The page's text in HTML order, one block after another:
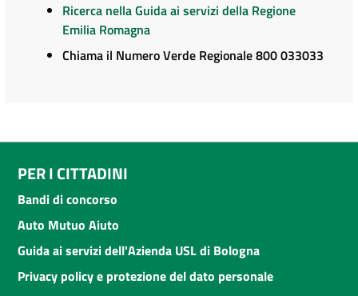
Ricerca nella Guida ai servizi della Regione
Emilia Romagna
Chiama il Numero Verde Regionale 800 033033
PER I CITTADINI
Bandi di concorso
Auto Mutuo Aiuto
Guida ai servizi dell'Azienda USL di Bologna
Privacy policy e protezione del dato personale